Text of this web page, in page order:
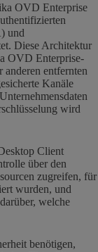
OVD Enterprise
und
Diese Architektur
OVD Enterprise-
entfernten
Kanäle
wird
Client
über den
zugreifen, für
wurden, und
welche
benötigen,